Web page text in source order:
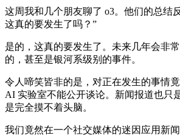
这周我和几个朋友聊了 o3。他们的总结
这真的要发生了吗？”
是的，这真的要发生了。未来几年会非
的，甚至是银河系级别的事件。
令人啼笑皆非的是，对正在发生的事情
AI 实验室不能公开谈论。新闻报道也只
是完全摸不着头脑。
我们竟然在一个社交媒体的迷因应用新